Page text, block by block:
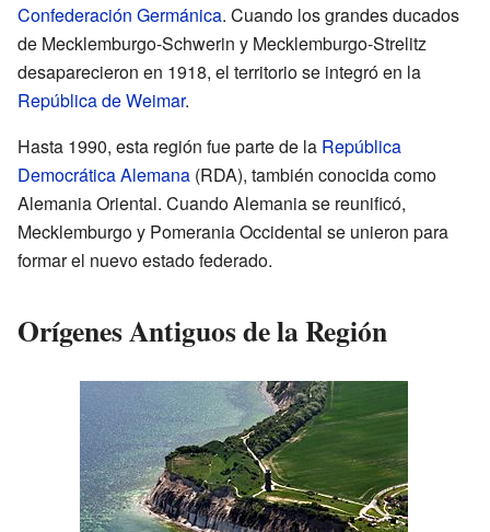
Confederación Germánica. Cuando los grandes ducados
de Mecklemburgo-Schwerin y Mecklemburgo-Strelitz
desaparecieron en 1918, el territorio se integró en la
República de Weimar.
Hasta 1990, esta región fue parte de la República
Democrática Alemana (RDA), también conocida como
Alemania Oriental. Cuando Alemania se reunificó,
Mecklemburgo y Pomerania Occidental se unieron para
formar el nuevo estado federado.
Orígenes Antiguos de la Región